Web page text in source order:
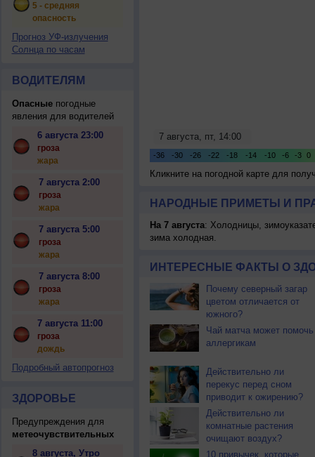
5 - средняя
опасность
Прогноз УФ-излучения
Солнца по часам
ВОДИТЕЛЯМ
Опасныепогодные
явления для водителей
6 августа 23:00
гроза
жара
7 августа 2:00
гроза
жара
7 августа 5:00
гроза
жара
7 августа 8:00
гроза
жара
7 августа 11:00
гроза
дождь
Подробный автопрогноз
ЗДОРОВЬЕ
Предупреждения для
метеочувствительных
8 августа, Утро
Кликните на погодной карте для
НАРОДНЫЕ ПРИМЕТЫ И
На 7 августа: Холодницы,
зима холодная.
ИНТЕРЕСНЫЕ ФАКТЫ О
Почему северный загар
цветом отличается от
южного?
Чай матча может помочь
аллергикам
Действительно ли
перекус перед сном
приводит к ожирению?
Действительно ли
комнатные растения
очищают воздух?
10 привычек, которые